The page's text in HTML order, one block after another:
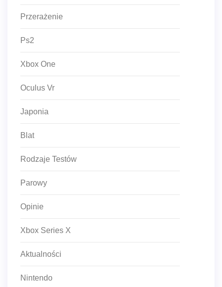
Przerażenie
Ps2
Xbox One
Oculus Vr
Japonia
Blat
Rodzaje Testów
Parowy
Opinie
Xbox Series X
Aktualności
Nintendo